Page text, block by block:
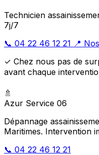
Technicien
7j/7
📞 04 22 46 12 21 📍
✓ Chez nous pas de
avant chaque
🚿
Azur Service 06
Dépannage
Maritimes. Intervention
📞 04 22 46 12 21